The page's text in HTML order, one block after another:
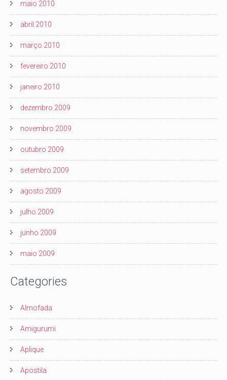
maio 2010
abril 2010
março 2010
fevereiro 2010
janeiro 2010
dezembro 2009
novembro 2009
outubro 2009
setembro 2009
agosto 2009
julho 2009
junho 2009
maio 2009
Categories
Almofada
Amigurumi
Aplique
Apostila